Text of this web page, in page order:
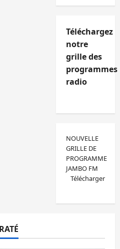
Téléchargez
notre
grille des
programmes
radio
NOUVELLE
GRILLE DE
PROGRAMME
JAMBO FM
Télécharger